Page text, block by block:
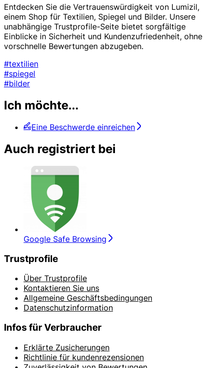
Entdecken Sie die Vertrauenswürdigkeit von Lumizil,
einem Shop für Textilien, Spiegel und Bilder. Unsere
unabhängige Trustprofile-Seite bietet sorgfältige
Einblicke in Sicherheit und Kundenzufriedenheit, ohne
vorschnelle Bewertungen abzugeben.
#textilien
#spiegel
#bilder
Ich möchte...
Eine Beschwerde einreichen
Auch registriert bei
Google Safe Browsing
Trustprofile
Über Trustprofile
Kontaktieren Sie uns
Allgemeine Geschäftsbedingungen
Datenschutzinformation
Infos für Verbraucher
Erklärte Zusicherungen
Richtlinie für kundenrezensionen